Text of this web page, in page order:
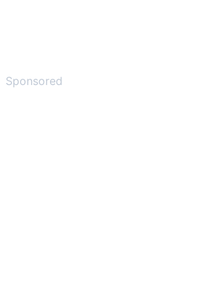
Sponsored